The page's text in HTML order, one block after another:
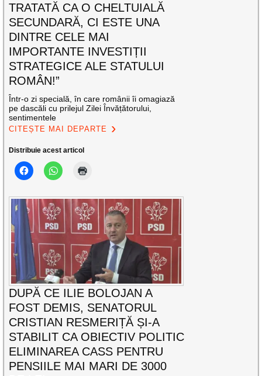
TRATATĂ CA O CHELTUIALĂ
SECUNDARĂ, CI ESTE UNA
DINTRE CELE MAI
IMPORTANTE INVESTIȚII
STRATEGICE ALE STATULUI
ROMÂN!”
Într-o zi specială, în care românii îi omagiază
pe dascăli cu prilejul Zilei Învățătorului,
sentimentele
CITEȘTE MAI DEPARTE
Distribuie acest articol
DUPĂ CE ILIE BOLOJAN A
FOST DEMIS, SENATORUL
CRISTIAN RESMERIȚĂ ȘI-A
STABILIT CA OBIECTIV POLITIC
ELIMINAREA CASS PENTRU
PENSIILE MAI MARI DE 3000